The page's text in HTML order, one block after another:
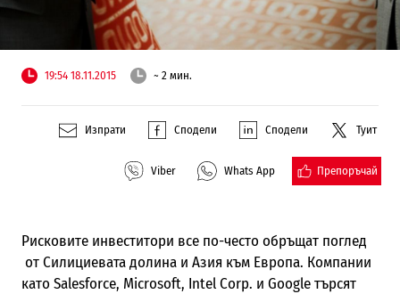
19:54 18.11.2015 ~ 2 мин.
Изпрати Сподели Сподели Туит
Viber Whats App Препоръчай
Рисковите инвеститори все по-често обръщат поглед
от Силициевата долина и Азия към Европа. Компании
като Salesforce, Microsoft, Intel Corp. и Googleтърсят